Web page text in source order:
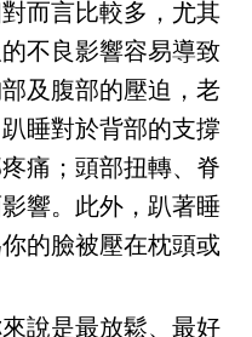
而言比較多，尤其
不良影響容易導致
及腹部的壓迫，老
睡對於背部的支撐
痛；頭部扭轉、脊
響。此外，趴著睡
的臉被壓在枕頭或
說是最放鬆、最好